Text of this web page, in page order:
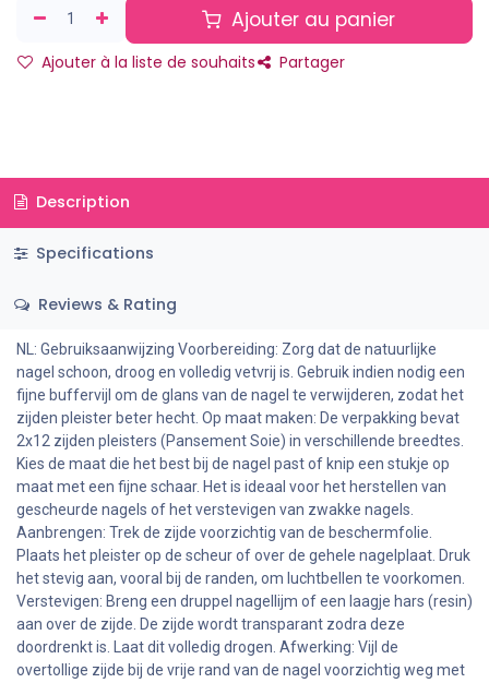
Ajouter au panier
Ajouter à la liste de souhaits Partager
Description
Specifications
Reviews & Rating
NL: Gebruiksaanwijzing Voorbereiding: Zorg dat de natuurlijke
nagel schoon, droog en volledig vetvrij is. Gebruik indien nodig een
fijne buffervijl om de glans van de nagel te verwijderen, zodat het
zijden pleister beter hecht. Op maat maken: De verpakking bevat
2x12 zijden pleisters (Pansement Soie) in verschillende breedtes.
Kies de maat die het best bij de nagel past of knip een stukje op
maat met een fijne schaar. Het is ideaal voor het herstellen van
gescheurde nagels of het verstevigen van zwakke nagels.
Aanbrengen: Trek de zijde voorzichtig van de beschermfolie.
Plaats het pleister op de scheur of over de gehele nagelplaat. Druk
het stevig aan, vooral bij de randen, om luchtbellen te voorkomen.
Verstevigen: Breng een druppel nagellijm of een laagje hars (resin)
aan over de zijde. De zijde wordt transparant zodra deze
doordrenkt is. Laat dit volledig drogen. Afwerking: Vijl de
overtollige zijde bij de vrije rand van de nagel voorzichtig weg met